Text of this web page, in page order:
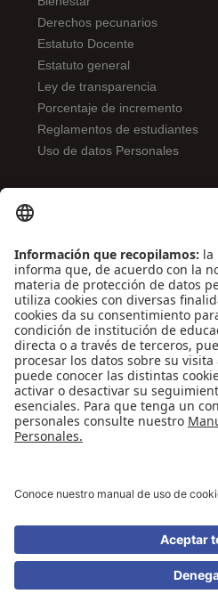
Derechos pecunarios
Estatuto Docente
Estatuto general
Ley de transparencia
Porcentaje de incremento
Reglamentos de estudiantes
Uso de datos Personales
Contáctenos
Biblioguías
Preguntas frecuentes
Capacitación
Directrices
Entretenimiento
Compra de libros y material
Reconocimiento como Universidad: Decreto
Reconocimiento personería jurídica: